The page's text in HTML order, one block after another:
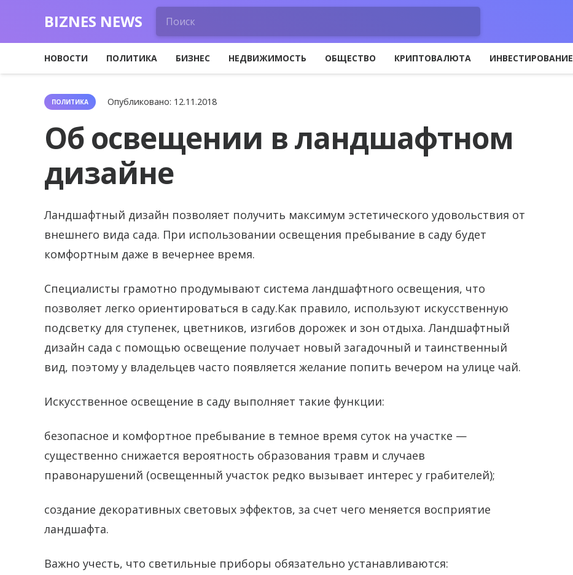
BIZNES NEWS
НОВОСТИ ПОЛИТИКА БИЗНЕС НЕДВИЖИМОСТЬ ОБЩЕСТВО КРИПТОВАЛЮТА ИНВЕСТИРОВАНИЕ
ПОЛИТИКА Опубликовано: 12.11.2018
Об освещении в ландшафтном
дизайне
Ландшафтный дизайн позволяет получить максимум эстетического удовольствия от
внешнего вида сада. При использовании освещения пребывание в саду будет
комфортным даже в вечернее время.
Специалисты грамотно продумывают система ландшафтного освещения, что
позволяет легко ориентироваться в саду.Как правило, используют искусственную
подсветку для ступенек, цветников, изгибов дорожек и зон отдыха. Ландшафтный
дизайн сада с помощью освещение получает новый загадочный и таинственный
вид, поэтому у владельцев часто появляется желание попить вечером на улице чай.
Искусственное освещение в саду выполняет такие функции:
безопасное и комфортное пребывание в темное время суток на участке —
существенно снижается вероятность образования травм и случаев
правонарушений (освещенный участок редко вызывает интерес у грабителей);
создание декоративных световых эффектов, за счет чего меняется восприятие
ландшафта.
Важно учесть, что светильные приборы обязательно устанавливаются: